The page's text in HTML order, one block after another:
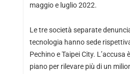
maggio e luglio 2022.
Le tre società separate
tecnologia hanno sede
Pechino e Taipei City.
piano per rilevare più di un